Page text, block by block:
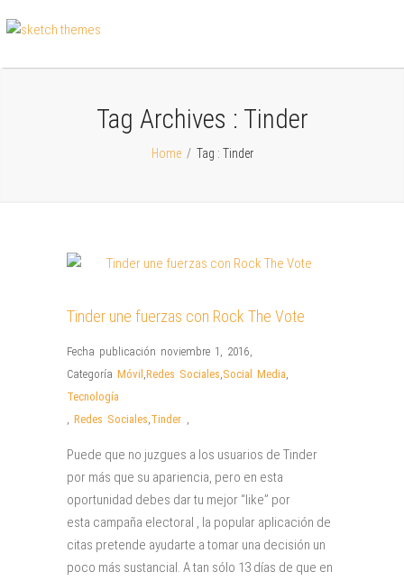
Tag Archives : Tinder
Home / Tag : Tinder
Tinder une fuerzas con Rock The Vote
Fecha publicación noviembre 1, 2016,
Categoría Móvil ,Redes Sociales,Social Media,
Tecnología
, Redes Sociales,Tinder ,
Puede que no juzgues a los usuarios de Tinder
por más que su apariencia, pero en esta
oportunidad debes dar tu mejor “like” por
esta campaña electoral , la popular aplicación de
citas pretende ayudarte a tomar una decisión un
poco más sustancial. A tan sólo 13 días de que en